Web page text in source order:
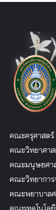
คณะครุศาสตร์
คณะวิทยาศาส
คณะมนุษยศา
คณะวิทยาการ
คณะพยาบาล